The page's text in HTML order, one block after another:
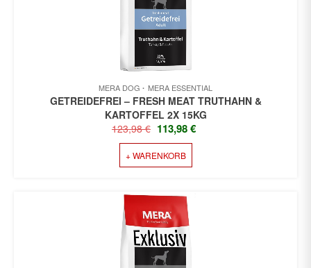
MERA DOG MERA ESSENTIAL
GETREIDEFREI – FRESH MEAT TRUTHAHN &
KARTOFFEL 2X 15KG
123,98€ URSPRÜNGLICHER
PREIS
WAR:
123,98 €
113,98€
+ WARENKORB